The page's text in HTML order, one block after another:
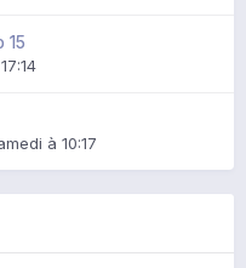
15
à 10:17